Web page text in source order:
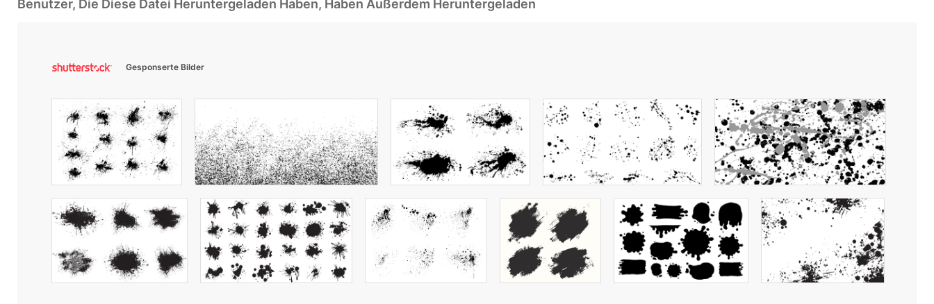
Benutzer, Die Diese Datei Heruntergeladen Haben, Haben Außerdem Heruntergeladen
Gesponserte Bilder